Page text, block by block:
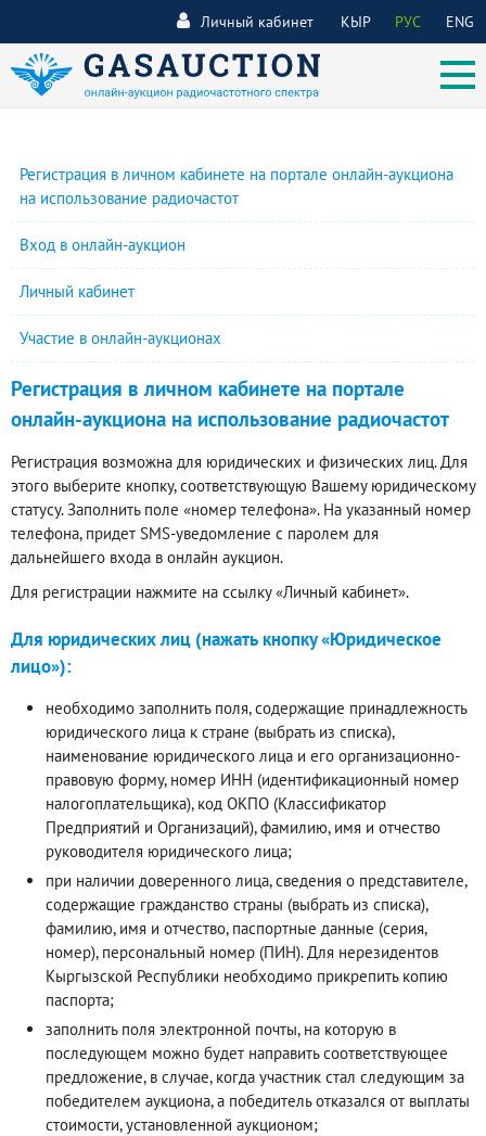
КЫР РУС ENG
Личный кабинет
Регистрация в личном кабинете на портале онлайн-аукциона
на использование радиочастот
Вход в онлайн-аукцион
Личный кабинет
Участие в онлайн-аукционах
Регистрация в личном кабинете на портале
онлайн-аукциона на использование радиочастот
Регистрация возможна для юридических и физических лиц. Для
этого выберите кнопку, соответствующую Вашему юридическому
статусу. Заполнить поле «номер телефона». На указанный номер
телефона, придет SMS-уведомление с паролем для
дальнейшего входа в онлайн аукцион.
Для регистрации нажмите на ссылку «Личный кабинет».
Для юридических лиц (нажать кнопку «Юридическое
лицо»):
необходимо заполнить поля, содержащие принадлежность
юридического лица к стране (выбрать из списка),
наименование юридического лица и его организационно-
правовую форму, номер ИНН (идентификационный номер
налогоплательщика), код ОКПО (Классификатор
Предприятий и Организаций), фамилию, имя и отчество
руководителя юридического лица;
при наличии доверенного лица, сведения о представителе,
содержащие гражданство страны (выбрать из списка),
фамилию, имя и отчество, паспортные данные (серия,
номер), персональный номер (ПИН). Для нерезидентов
Кыргызской Республики необходимо прикрепить копию
паспорта;
заполнить поля электронной почты, на которую в
последующем можно будет направить соответствующее
предложение, в случае, когда участник стал следующим за
победителем аукциона, а победитель отказался от выплаты
стоимости, установленной аукционом;